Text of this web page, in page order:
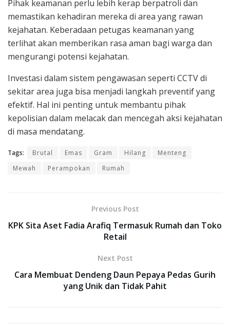
Pihak keamanan perlu lebih kerap berpatroli dan
memastikan kehadiran mereka di area yang rawan
kejahatan. Keberadaan petugas keamanan yang
terlihat akan memberikan rasa aman bagi warga dan
mengurangi potensi kejahatan.
Investasi dalam sistem pengawasan seperti CCTV di
sekitar area juga bisa menjadi langkah preventif yang
efektif. Hal ini penting untuk membantu pihak
kepolisian dalam melacak dan mencegah aksi kejahatan
di masa mendatang.
Tags: Brutal Emas Gram Hilang
Menteng
Mewah
Perampokan Rumah
Previous Post
KPK Sita Aset Fadia Arafiq Termasuk Rumah dan Toko
Retail
Next Post
Cara Membuat Dendeng Daun Pepaya Pedas Gurih
yang Unik dan Tidak Pahit